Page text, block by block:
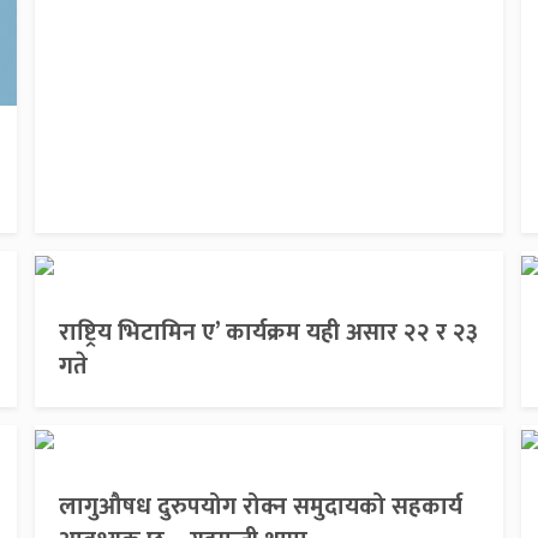
राष्ट्रिय भिटामिन ए’ कार्यक्रम यही असार २२ र २३
गते
लागुऔषध दुरुपयोग रोक्न समुदायको सहकार्य